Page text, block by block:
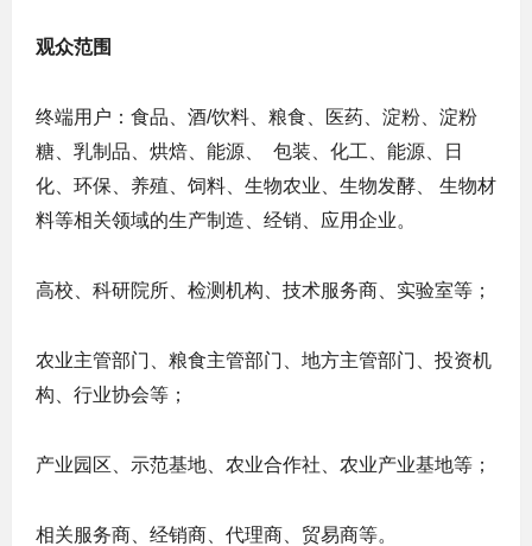
观众范围
终端用户：食品、酒/饮料、粮食、医药、淀粉、淀粉
糖、乳制品、烘焙、能源、 包装、化工、能源、日
化、环保、养殖、饲料、生物农业、生物发酵、 生物材
料等相关领域的生产制造、经销、应用企业。
高校、科研院所、检测机构、技术服务商、实验室等；
农业主管部门、粮食主管部门、地方主管部门、投资机
构、行业协会等；
产业园区、示范基地、农业合作社、农业产业基地等；
相关服务商、经销商、代理商、贸易商等。